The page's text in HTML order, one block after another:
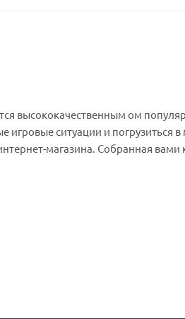
высококачественным ом
ситуации и погрузиться в
магазина. Собранная вами